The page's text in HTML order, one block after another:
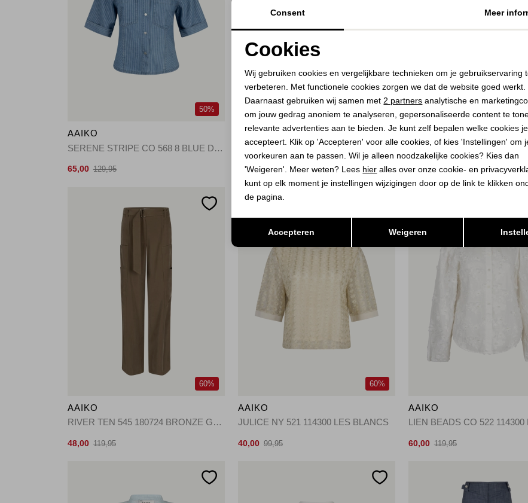
50%
AAIKO
SERENE STRIPE CO 568 8 BLUE DENIM
65,00 129,95
AAIKO
DAHLIA VIS 532 130905 BIRCH
36,00 89,95
AAIKO
KATY VIS 420 160726 LIGHT
72,00 179,95
60%
AAIKO
RIVER TEN 545 180724 BRONZE GREEN
48,00 119,95
60%
AAIKO
JULICE NY 521 114300 LES BLANCS
40,00 99,95
AAIKO
60,00 119,95
Analytische cookies Marketing cookies
Consent Meer
Cookies
Wij gebruiken cookies en vergelijkbare technieken om je gebruikservaring
verbeteren. Met functionele cookies zorgen we dat de website goed werkt.
Daarnaast gebruiken wij samen met 2 partners analytische en
om jouw gedrag anoniem te analyseren, gepersonaliseerde content te
relevante advertenties aan te bieden. Je kunt zelf bepalen welke cookies je
accepteert. Klik op 'Accepteren' voor alle cookies, of kies 'Instellingen' om
voorkeuren aan te passen. Wil je alleen noodzakelijke cookies? Kies dan
'Weigeren'. Meer weten? Lees hier alles over onze cookie- en
kunt op elk moment je instellingen wijzigingen door op de link te klikken
de pagina.
Accepteren Weigeren